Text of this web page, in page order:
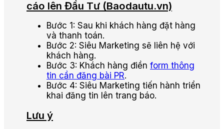
cáo lên Đầu Tư (Baodautu.vn)
Bước 1: Sau khi khách hàng đặt hàng
và thanh toán.
Bước 2: Siêu Marketing sẽ liên hệ với
khách hàng.
Bước 3: Khách hàng điền form thông
tin cần đăng bài PR.
Bước 4: Siêu Marketing tiến hành triển
khai đăng tin lên trang báo.
Lưu ý